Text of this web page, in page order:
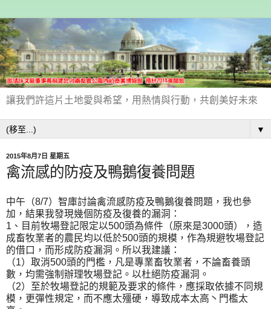
讓我們許這片土地愛與希望，用熱情與行動，共創美好未來
▼
2015年8月7日 星期五
禽流感的防疫及鴨鵝復養問題
中午（8/7）智庫討論禽流感防疫及鴨鵝復養問題，我也參
加，結果我發現幾個防疫及復養的漏洞：
1、目前牧場登記限定以500頭為條件（原來是3000頭），造
成畜牧業者的農民均以低於500頭的規模，作為規避牧場登記
的借口，而形成防疫漏洞。所以我建議：
（1）取消500頭的門檻，凡是專業畜牧業者，不論畜養頭
數，均需強制辦理牧場登記。以杜絕防疫漏洞。
（2）至於牧場登記的規範及要求的條件，應採取依據不同規
模，更彈性規定，而不應太殭硬，導致成本太高丶門檻太